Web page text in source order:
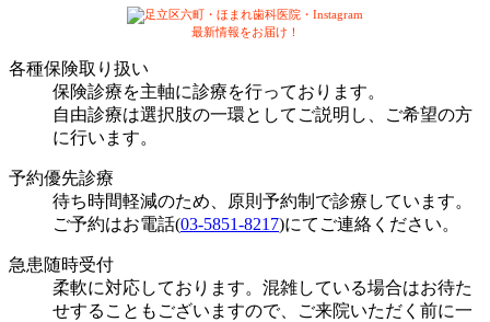
最新情報をお届け！
各種保険取り扱い
保険診療を主軸に診療を行っております。
自由診療は選択肢の一環としてご説明し、ご希望の方
に行います。
予約優先診療
待ち時間軽減のため、原則予約制で診療しています。
ご予約はお電話(03-5851-8217)にてご連絡ください。
急患随時受付
柔軟に対応しております。混雑している場合はお待た
せすることもございますので、ご来院いただく前に一